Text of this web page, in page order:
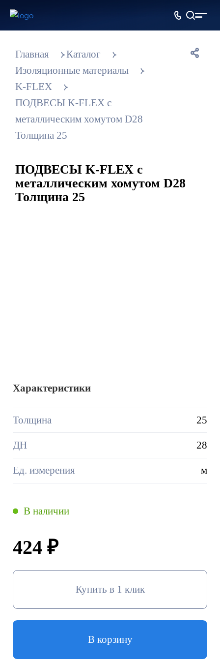
Главная
Каталог
Изоляционные материалы
K-FLEX
ПОДВЕСЫ K-FLEX с
металлическим хомутом D28
Толщина 25
ПОДВЕСЫ K-FLEX с
металлическим хомутом D28
Толщина 25
Характеристики
Толщина 25
ДН 28
Ед. измерения м
424 ₽
В наличии
В корзину
Купить в 1 клик